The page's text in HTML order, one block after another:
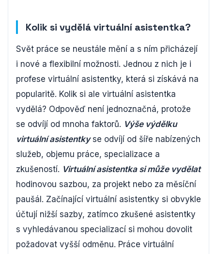
Kolik si vydělá virtuální asistentka?
Svět práce se neustále mění a s ním přicházejí
i nové a flexibilní možnosti. Jednou z nich je i
profese virtuální asistentky, která si získává na
popularitě. Kolik si ale virtuální asistentka
vydělá? Odpověď není jednoznačná, protože
se odvíjí od mnoha faktorů. Výše výdělku
virtuální asistentkyse odvíjí od šíře nabízených
služeb, objemu práce, specializace a
zkušeností. Virtuální asistentka si může vydělat
hodinovou sazbou, za projekt nebo za měsíční
paušál. Začínající virtuální asistentky si obvykle
účtují nižší sazby, zatímco zkušené asistentky
s vyhledávanou specializací si mohou dovolit
požadovat vyšší odměnu. Práce virtuální